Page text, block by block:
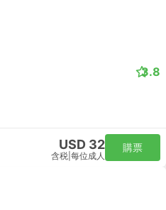
3.8
USD 32
含税 每位成人
購票